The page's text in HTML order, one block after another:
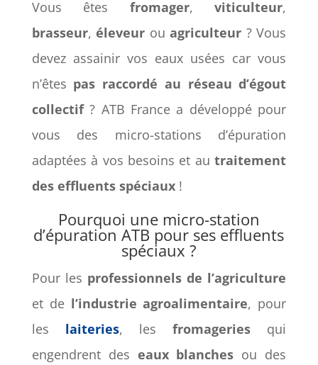
Vous êtes fromager,viticulteur,
brasseur, éleveur ouagriculteur ? Vous
devez assainir vos eaux usées car vous
n’êtes pas raccordé au réseau d’égout
collectif? ATB France a développé pour
vous des micro-stations d’épuration
adaptées à vos besoins et autraitement
des effluents spéciaux!
Pourquoi une micro-station
d’épuration ATB pour ses effluents
spéciaux ?
Pour les professionnels de l’agriculture
et de l’industrie agroalimentaire, pour
les
laiteries, lesfromageries qui
engendrent des eaux blanches ou des